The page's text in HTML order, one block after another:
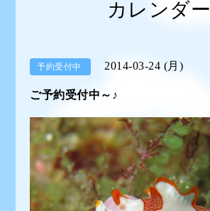
カレンダー
予約受付中 2014-03-24 (月)
ご予約受付中～♪